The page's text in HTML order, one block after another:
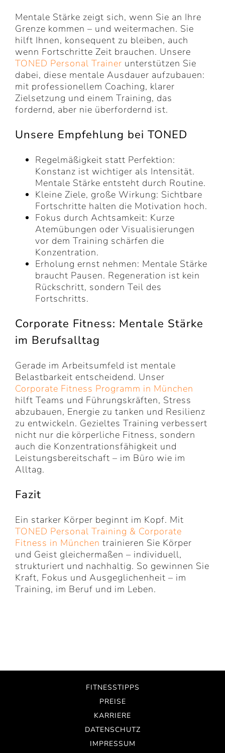
Mentale Stärke zeigt sich, wenn Sie an Ihre
Grenze kommen – und weitermachen. Sie
hilft Ihnen, konsequent zu bleiben, auch
wenn Fortschritte Zeit brauchen. Unsere
TONED Personal Trainer unterstützen Sie
dabei, diese mentale Ausdauer aufzubauen:
mit professionellem Coaching, klarer
Zielsetzung und einem Training, das
fordernd, aber nie überfordernd ist.
Unsere Empfehlung bei TONED
Regelmäßigkeit statt Perfektion:
Konstanz ist wichtiger als Intensität.
Mentale Stärke entsteht durch Routine.
Kleine Ziele, große Wirkung: Sichtbare
Fortschritte halten die Motivation hoch.
Fokus durch Achtsamkeit: Kurze
Atemübungen oder Visualisierungen
vor dem Training schärfen die
Konzentration.
Erholung ernst nehmen: Mentale Stärke
braucht Pausen. Regeneration ist kein
Rückschritt, sondern Teil des
Fortschritts.
Corporate Fitness: Mentale Stärke
im Berufsalltag
Gerade im Arbeitsumfeld ist mentale
Belastbarkeit entscheidend. Unser
Corporate Fitness Programm in München
hilft Teams und Führungskräften, Stress
abzubauen, Energie zu tanken und Resilienz
zu entwickeln. Gezieltes Training verbessert
nicht nur die körperliche Fitness, sondern
auch die Konzentrationsfähigkeit und
Leistungsbereitschaft – im Büro wie im
Alltag.
Fazit
Ein starker Körper beginnt im Kopf. Mit
TONED Personal Training & Corporate
Fitness in München trainieren Sie Körper
und Geist gleichermaßen – individuell,
strukturiert und nachhaltig. So gewinnen Sie
Kraft, Fokus und Ausgeglichenheit – im
Training, im Beruf und im Leben.
FITNESSTIPPS
PREISE
KARRIERE
DATENSCHUTZ
IMPRESSUM